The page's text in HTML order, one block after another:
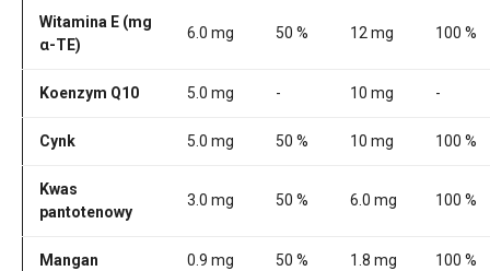
Witamina E (mg
α-TE)
6.0 mg 50 % 12 mg 100 %
Koenzym Q10 5.0 mg - 10 mg -
Cynk 5.0 mg 50 % 10 mg 100 %
Kwas
pantotenowy
3.0 mg 50 % 6.0 mg 100 %
Mangan 0.9 mg 50 % 1.8 mg 100 %